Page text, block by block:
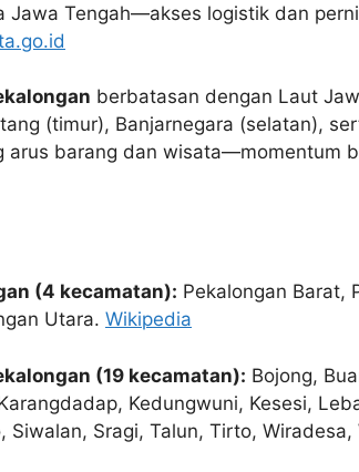
Jawa Tengah—akses logistik dan
berbatasan dengan Laut
(timur), Banjarnegara (selatan),
arus barang dan wisata—momentum
(4 kecamatan): Pekalongan Barat,
Utara. Wikipedia
(19 kecamatan): Bojong,
Kedungwuni, Kesesi,
Siwalan, Sragi, Talun, Tirto,